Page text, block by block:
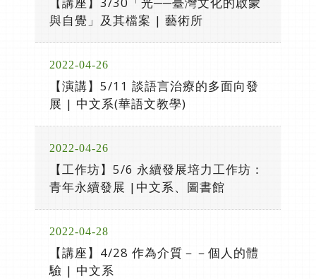
與自覺」及其檔案 | 藝術所
2022-04-26
【演講】5/11 談語言治療的多面向發
展 | 中文系(華語文教學)
2022-04-26
【工作坊】5/6 永續發展培力工作坊：
青年永續發展 |中文系、圖書館
2022-04-28
【講座】4/28 作為介質－－個人的體
驗 | 中文系